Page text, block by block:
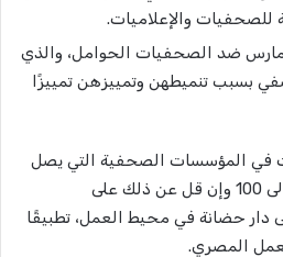
للصحفيات والإعلاميات.
ضد الصحفيات الحوامل، والذي
بسبب تنميطهن وتمييزهن تمييزًا
في المؤسسات الصحفية التي يصل
فيها عدد الصحفيات إلى 100 وإن قل عن ذلك على
دار حضانة في محيط العمل، تطبيقًا